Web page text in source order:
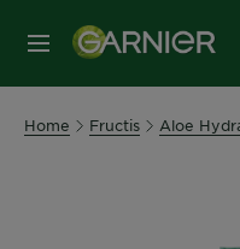
MENU
Home Fructis Aloe